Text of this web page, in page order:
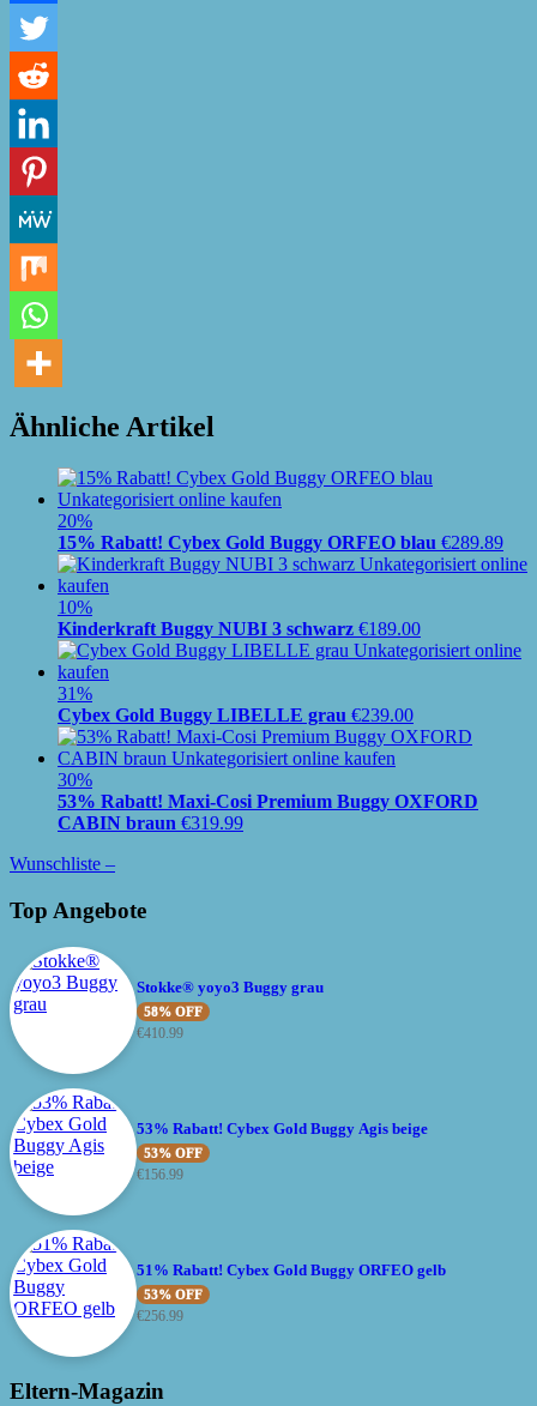
Ähnliche Artikel
20%
15% Rabatt! Cybex Gold Buggy ORFEO blau €289.89
10%
Kinderkraft Buggy NUBI 3 schwarz €189.00
31%
Cybex Gold Buggy LIBELLE grau €239.00
30%
53% Rabatt! Maxi-Cosi Premium Buggy OXFORD
CABIN braun €319.99
Wunschliste –
Top Angebote
Stokke® yoyo3 Buggy grau
58% OFF
€410.99
53% Rabatt! Cybex Gold Buggy Agis beige
53% OFF
€156.99
51% Rabatt! Cybex Gold Buggy ORFEO gelb
53% OFF
€256.99
Eltern-Magazin